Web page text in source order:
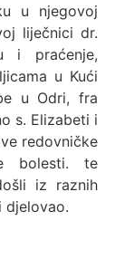
u njegovoj
liječnici dr.
i praćenje,
u Kući
u Odri, fra
s. Elizabeti i
redovničke
bolesti. te
iz raznih
djelovao.